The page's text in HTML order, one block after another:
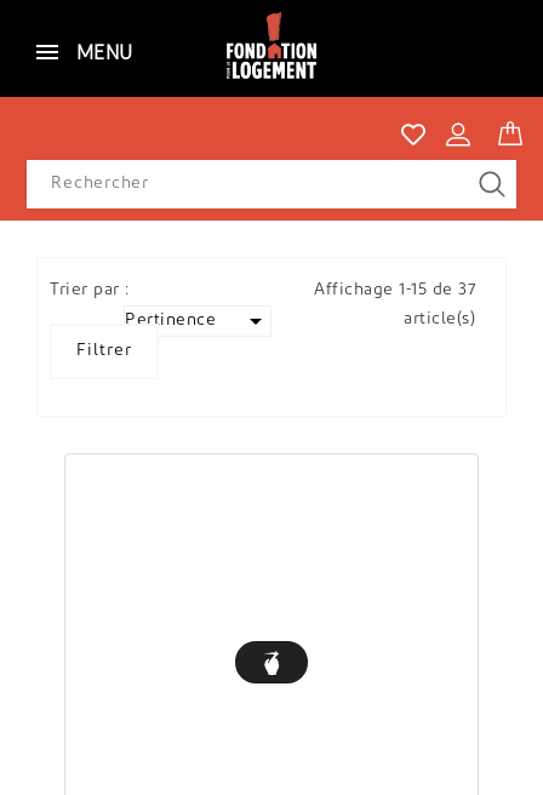
MENU
Trier par :
Pertinence

Filtrer
Affichage 1-15 de 37
article(s)